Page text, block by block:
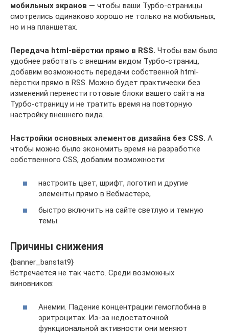
мобильных экранов — чтобы ваши Турбо-страницы
смотрелись одинаково хорошо не только на мобильных,
но и на планшетах.
Передача html-вёрстки прямо в RSS. Чтобы вам было
удобнее работать с внешним видом Турбо-страниц,
добавим возможность передачи собственной html-
вёрстки прямо в RSS. Можно будет практически без
изменений перенести готовые блоки вашего сайта на
Турбо-страницу и не тратить время на повторную
настройку внешнего вида.
Настройки основных элементов дизайна без CSS. А
чтобы можно было экономить время на разработке
собственного CSS, добавим возможности:
настроить цвет, шрифт, логотип и другие
элементы прямо в Вебмастере,
быстро включить на сайте светлую и темную
темы.
Причины снижения
{banner_banstat9}
Встречается не так часто. Среди возможных
виновников:
Анемии. Падение концентрации гемоглобина в
эритроцитах. Из-за недостаточной
функциональной активности они меняют